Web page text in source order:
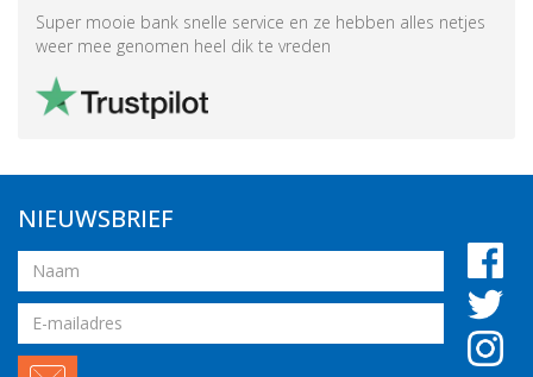
Super mooie bank snelle service en ze hebben alles netjes
weer mee genomen heel dik te vreden
NIEUWSBRIEF
Naam
Email
adres